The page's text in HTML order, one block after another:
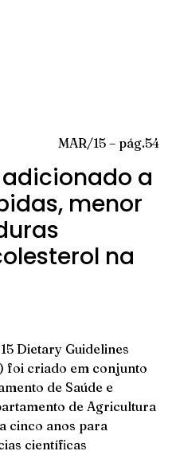
MAR/15 – pág.54
a
menor
na
Dietary Guidelines
foi criado em conjunto
de Saúde e
de Agricultura
cinco anos para
científicas